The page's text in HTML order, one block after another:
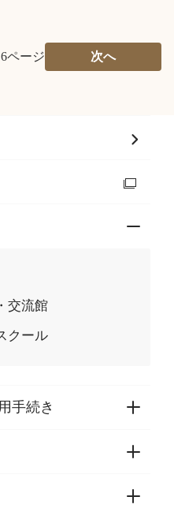
6ページ 次へ
交流館
クール
手続き
手続き
況